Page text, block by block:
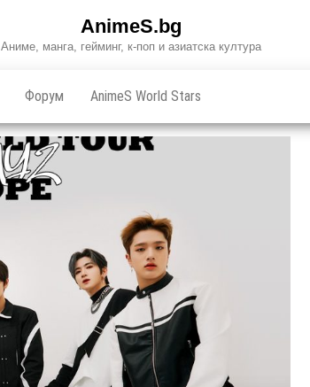
AnimeS.bg
Аниме, манга, гейминг, к-поп и азиатска култура
Форум AnimeS World Stars